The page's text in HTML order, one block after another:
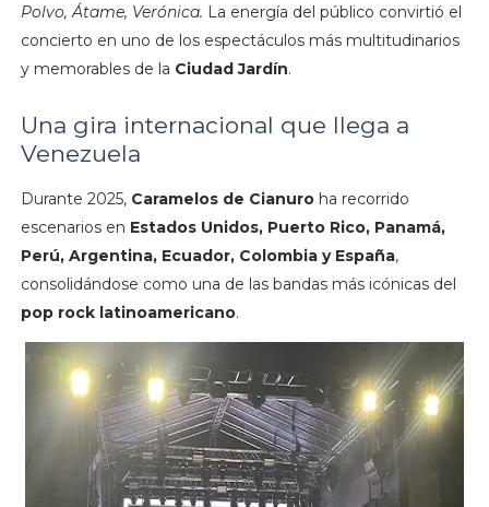
Polvo, Átame, Verónica. La energía del público convirtió el
concierto en uno de los espectáculos más multitudinarios
y memorables de la Ciudad Jardín.
Una gira internacional que llega a
Venezuela
Durante 2025, Caramelos de Cianuroha recorrido
escenarios en Estados Unidos, Puerto Rico, Panamá,
Perú, Argentina, Ecuador, Colombia y España,
consolidándose como una de las bandas más icónicas del
pop rock latinoamericano.